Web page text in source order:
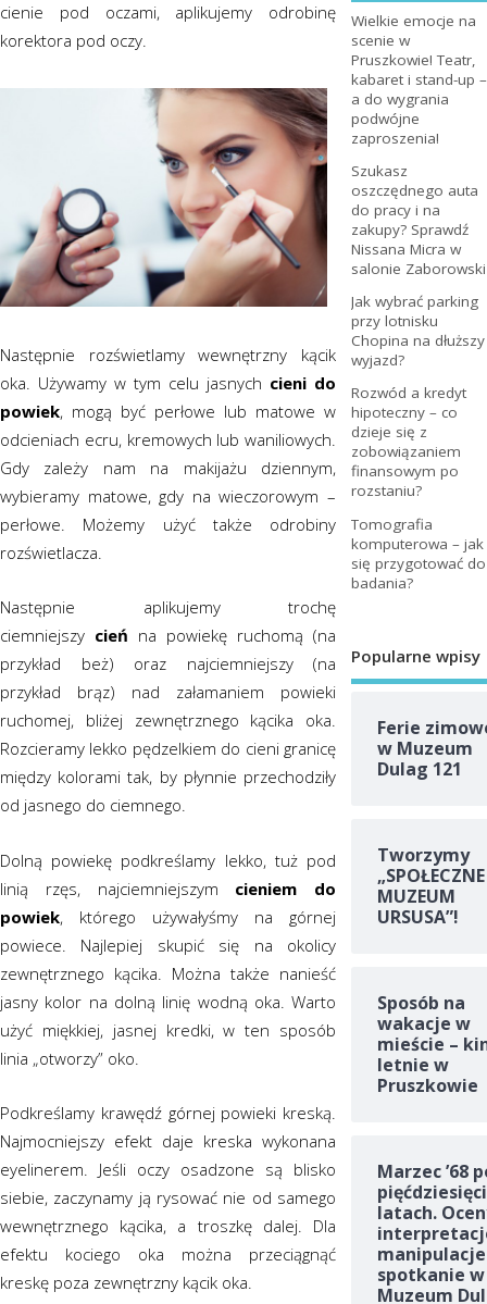
cienie pod oczami, aplikujemy odrobinę
korektora pod oczy.
Następnie rozświetlamy wewnętrzny kącik
oka. Używamy w tym celu jasnych cieni do
powiek, mogą być perłowe lub matowe w
odcieniach ecru, kremowych lub waniliowych.
Gdy zależy nam na makijażu dziennym,
wybieramy matowe, gdy na wieczorowym –
perłowe. Możemy użyć także odrobiny
rozświetlacza.
Następnie aplikujemy trochę
ciemniejszy cień na powiekę ruchomą (na
przykład beż) oraz najciemniejszy (na
przykład brąz) nad załamaniem powieki
ruchomej, bliżej zewnętrznego kącika oka.
Rozcieramy lekko pędzelkiem do cieni granicę
między kolorami tak, by płynnie przechodziły
od jasnego do ciemnego.
Dolną powiekę podkreślamy lekko, tuż pod
linią rzęs, najciemniejszym cieniem
do
powiek, którego używałyśmy na górnej
powiece. Najlepiej skupić się na okolicy
zewnętrznego kącika. Można także nanieść
jasny kolor na dolną linię wodną oka. Warto
użyć miękkiej, jasnej kredki, w ten sposób
linia „otworzy” oko.
Podkreślamy krawędź górnej powieki kreską.
Najmocniejszy efekt daje kreska wykonana
eyelinerem. Jeśli oczy osadzone są blisko
siebie, zaczynamy ją rysować nie od samego
wewnętrznego kącika, a troszkę dalej. Dla
efektu kociego oka można przeciągnąć
kreskę poza zewnętrzny kącik oka.
Wielkie emocje na
scenie w
Pruszkowie! Teatr,
kabaret i stand-up –
a do wygrania
podwójne
zaproszenia!
Szukasz
oszczędnego auta
do pracy i na
zakupy? Sprawdź
Nissana Micra w
salonie Zaborowski
Jak wybrać parking
przy lotnisku
Chopina na dłuższy
wyjazd?
Rozwód a kredyt
hipoteczny – co
dzieje się z
zobowiązaniem
finansowym po
rozstaniu?
Tomografia
komputerowa – jak
się przygotować do
badania?
Popularne wpisy
Ferie
w Muzeum
Dulag 121
Tworzymy
„SPOŁECZNE
MUZEUM
URSUSA”!
Sposób na
wakacje w
mieście –
letnie w
Pruszkowie
Marzec ’68
latach.
spotkanie w
Muzeum